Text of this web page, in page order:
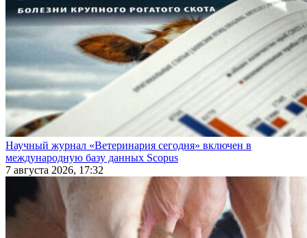
Научный журнал «Ветеринария сегодня» включен в
международную базу данных Scopus
7 августа 2026, 17:32